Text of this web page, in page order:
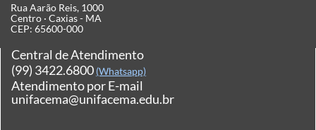
Rua Aarão Reis, 1000
Centro · Caxias - MA
CEP: 65600-000
Central de Atendimento
(99) 3422.6800 (Whatsapp)
Atendimento por E-mail
unifacema@unifacema.edu.br